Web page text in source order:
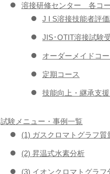
溶接研修センター 各コ
J I S溶接技能者評
JIS･OTIT溶接試験
オーダーメイドコ
定期コース
技能向上・継承支
試験メニュー・事例一覧
(1) ガスクロマトグラフ質
(2) 昇温式水素分析
(3) イオンクロマトグラフ